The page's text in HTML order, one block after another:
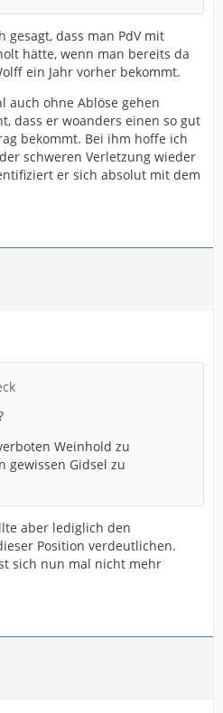
gesagt, dass man PdV mit
hätte, wenn man bereits da
ein Jahr vorher bekommt.
auch ohne Ablöse gehen
dass er woanders einen so gut
bekommt. Bei ihm hoffe ich
schweren Verletzung wieder
er sich absolut mit dem
Weinhold zu
gewissen Gidsel zu
aber lediglich den
Position verdeutlichen.
sich nun mal nicht mehr